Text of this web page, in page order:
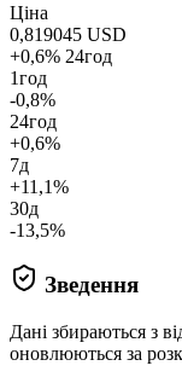
Ціна
0,819045 USD
+0,6% 24год
1год
-0,8%
24год
+0,6%
7д
+11,1%
30д
-13,5%
Зведення
Дані збираються з
оновлюються за